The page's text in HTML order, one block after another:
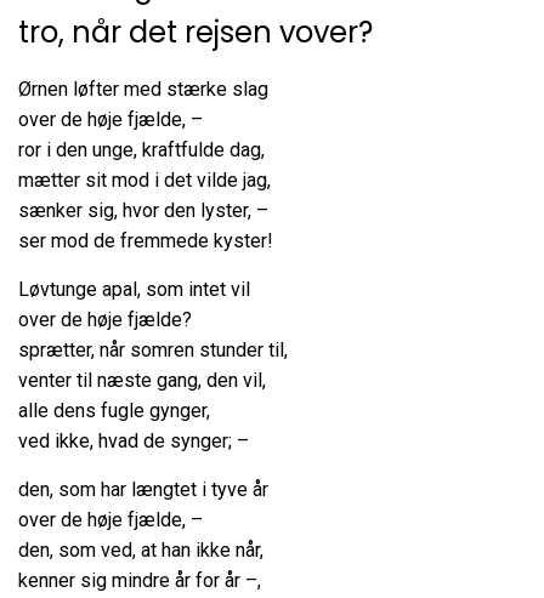
tro, når det rejsen vover?
Ørnen løfter med stærke slag
over de høje fjælde, –
ror i den unge, kraftfulde dag,
mætter sit mod i det vilde jag,
sænker sig, hvor den lyster, –
ser mod de fremmede kyster!
Løvtunge apal, som intet vil
over de høje fjælde?
sprætter, når somren stunder til,
venter til næste gang, den vil,
alle dens fugle gynger,
ved ikke, hvad de synger; –
den, som har længtet i tyve år
over de høje fjælde, –
den, som ved, at han ikke når,
kenner sig mindre år for år –,